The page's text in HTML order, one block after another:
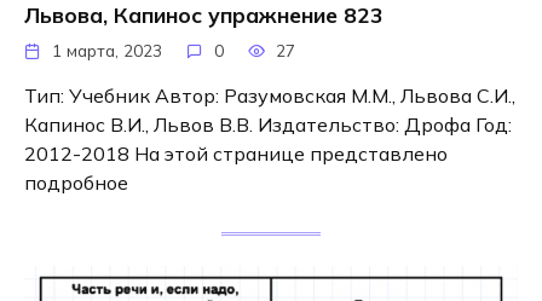
Львова, Капинос упражнение 823
1 марта, 2023 0 27
Тип: Учебник Автор: Разумовская М.М., Львова С.И.,
Капинос В.И., Львов В.В. Издательство: Дрофа Год:
2012-2018 На этой странице представлено
подробное